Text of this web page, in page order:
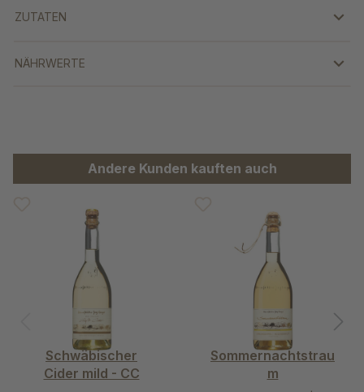
ZUTATEN
NÄHRWERTE
Produktgalerie überspringen
Andere Kunden kauften auch
Schwäbischer
Cider mild - CC
Sommernachtstrau
m